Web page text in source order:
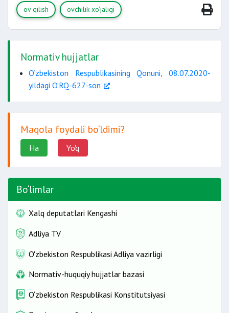
Ovchining majburiyati:
oshirilishi mumkin.
ov qilish ovchilik xo‘jaligi
Normativ hujjatlar
O‘zbekiston Respublikasining Qonuni, 08.07.2020-
yildagi O‘RQ-627-son
Maqola foydali bo‘ldimi?
Ha Yo'q
Bo‘limlar
Xalq deputatlari Kengashi
Adliya TV
O'zbekiston Respublikasi Adliya vazirligi
Normativ-huquqiy hujjatlar bazasi
O‘zbekiston Respublikasi Konstitutsiyasi